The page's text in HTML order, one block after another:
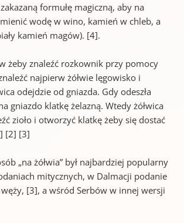
formułę magiczną, aby na
wodę w wino, kamień w chleb, a
kamień magów). [4].
żeby znaleźć rozkownik przy pomocy
najpierw żółwie lęgowisko i
odejdzie od gniazda. Gdy odeszła
gniazdo klatkę żelazną. Wtedy żółwica
zioło i otworzyć klatkę żeby się dostać
[2] [3]
„na żółwia” był najbardziej popularny
mitycznych, w Dalmacji podanie
[3], a wśród Serbów w innej wersji